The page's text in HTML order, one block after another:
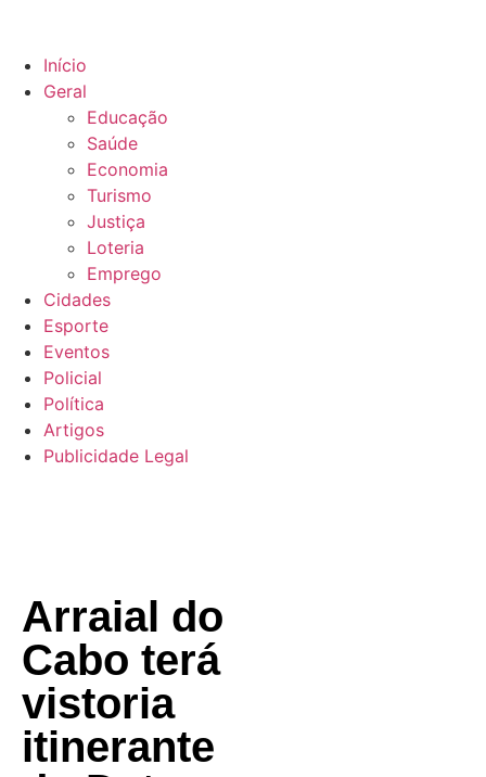
Início
Geral
Educação
Saúde
Economia
Turismo
Justiça
Loteria
Emprego
Cidades
Esporte
Eventos
Policial
Política
Artigos
Publicidade Legal
Arraial do
Cabo terá
vistoria
itinerante